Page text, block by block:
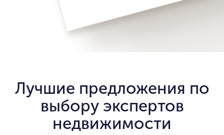
Лучшие предложения по
выбору экспертов
недвижимости